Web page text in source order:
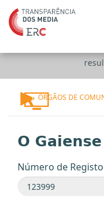
ÓRGÃOS DE
O Gaiense
Número de Registo